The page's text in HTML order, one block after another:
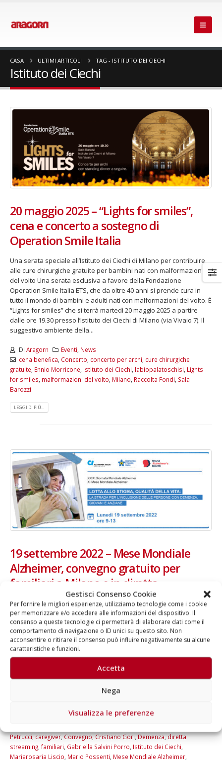
Gestisci Consenso Cookie
Per fornire le migliori esperienze, utilizziamo tecnologie come i cookie
per memorizzare e/o accedere alle informazioni del dispositivo. Il
consenso a queste tecnologie ci permetterà di elaborare dati come il
comportamento di navigazione o ID unici su questo sito. Non
acconsentire o ritirare il consenso può influire negativamente su alcune
caratteristiche e funzioni.
Accetta
Nega
Visualizza le preferenze
CASA ULTIMI ARTICOLI TAG - ISTITUTO DEI CIECHI
Istituto dei Ciechi
20 maggio 2025 – “Lights for smiles”,
cena e concerto a sostegno di
Operation Smile Italia
Una serata speciale all’Istituto dei Ciechi di Milano per contribuire
alle cure chirurgiche gratuite per bambini nati con malformazioni
del volto Una serata esclusiva a favore della Fondazione
Operation Smile Italia ETS, che da oltre 40 anni si prende cura in
tutto il mondo di bambini e adulti nati con malformazioni del volto. È
“Lights for smiles” che si terrà martedì 20 maggio 2025 a partire
dalle ore 19.30 presso l’Istituto dei Ciechi di Milano (via Vivaio 7). Il
suggestivo ambiente della...
Di Aragorn Eventi News
cena benefica Concerto concerto per archi cure chirurgiche
gratuite Ennio Morricone Istituto dei Ciechi labiopalatoschisi Lights
for smiles malformazioni del volto Milano Raccolta Fondi Sala
Barozzi
LEGGI DI PIÙ...
19 settembre 2022 – Mese Mondiale
Alzheimer, convegno gratuito per
familiari a Milano e in diretta
streaming
Incontro organizzato dalla Federazione Alzheimer Italia per parlare
di stigma, assistenza e inclusione Servizi innovativi, politiche sociali
e strumenti avviati in Italia per migliorare l’assistenza e favorire
l’inclusione delle persone con demenza e delle loro famiglie: di
questo si parlerà al convegno “Lotta allo stigma, qualità della vita:
la strada per l’inclusione delle persone con demenza, giovani e
anziane” organizzato da Associazione Alzheimer Milano con
Federazione Alzheimer Italia lunedì 19 settembre dalle 9 alle 13.
L’incontro, che sarà l’occasione per celebrare l’XI...
Eventi,News
Petrucci,caregiver,Convegno,Cristiano Gori,Demenza,diretta
streaming familiari Gabriella Salvini Porro Istituto dei Ciechi
Mariarosaria Liscio Mario Possenti Mese Mondiale Alzheimer
22 giugno 2026 – Terrazze del
Duomo: apertura serale
straordinaria per Fondazione
3 giugno 2026 – Al Teatro
Fraschini di Pavia il concerto
inaugurale di UniON –
Orchestra Nazionale
13, 2026
Un evento di Natale per
Aragorn
Aprile 1, 2026
Fino al 29 marzo 2026 –
malati e fragili, VIDAS
una campagna per